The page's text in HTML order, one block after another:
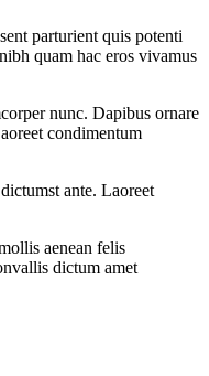
parturient quis potenti
quam hac eros vivamus
nunc. Dapibus ornare
condimentum
ante. Laoreet
aenean felis
dictum amet